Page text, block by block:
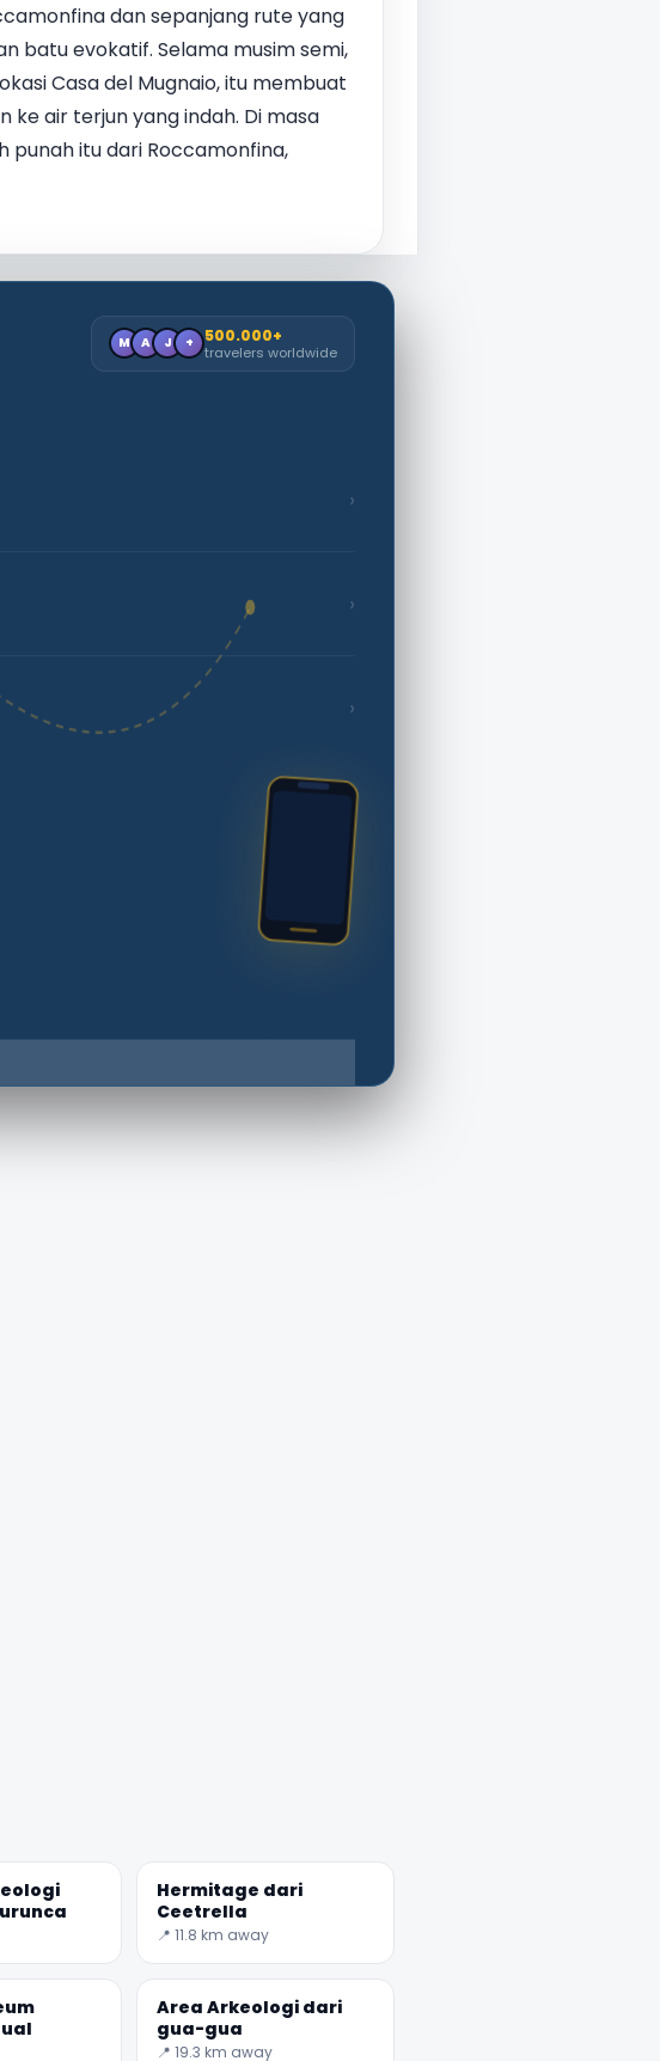
dan sepanjang rute yang
batu evokatif. Selama musim semi,
Casa del Mugnaio, itu membuat
air terjun yang indah. Di masa
punah itu dari Roccamonfina,
M A J + 500.000+
travelers worldwide
›
›
›
Hermitage dari
Ceetrella
📍 11.8 km away
Area Arkeologi dari
gua-gua
📍 19.3 km away